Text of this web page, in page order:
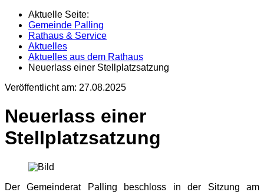
Aktuelle Seite:
Gemeinde Palling
Rathaus & Service
Aktuelles
Aktuelles aus dem Rathaus
Neuerlass einer Stellplatzsatzung
Veröffentlicht am: 27.08.2025
Neuerlass einer
Stellplatzsatzung
Der Gemeinderat Palling beschloss in der Sitzung am